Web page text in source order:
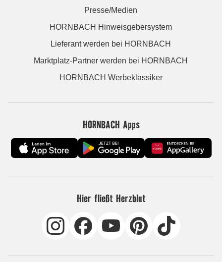
Presse/Medien
HORNBACH Hinweisgebersystem
Lieferant werden bei HORNBACH
Marktplatz-Partner werden bei HORNBACH
HORNBACH Werbeklassiker
HORNBACH Apps
Hier fließt Herzblut